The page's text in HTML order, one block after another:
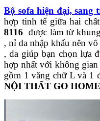
Bộ sofa hiện đại, sang
hợp tinh tế giữa hai
8116 được làm từ
, nỉ da nhập khẩu nên
, da giúp bạn chọn lựa
hợp nhất với không gian
gồm 1 văng chữ L và 1
NỘI THẤT GO HOME